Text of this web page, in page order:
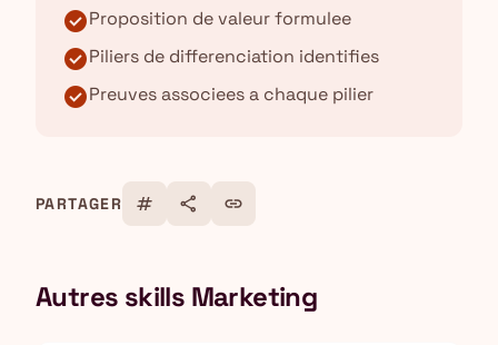
check_circleProposition de valeur formulee
check_circlePiliers de differenciation identifies
check_circlePreuves associees a chaque pilier
PARTAGER tag share link
Autres skills Marketing